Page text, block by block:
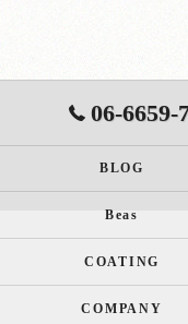
06-6659-
BLOG
Beas
COATING
COMPANY